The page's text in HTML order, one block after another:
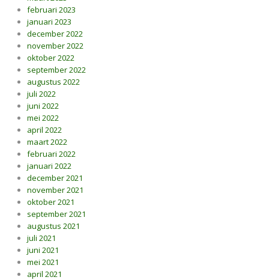
februari 2023
januari 2023
december 2022
november 2022
oktober 2022
september 2022
augustus 2022
juli 2022
juni 2022
mei 2022
april 2022
maart 2022
februari 2022
januari 2022
december 2021
november 2021
oktober 2021
september 2021
augustus 2021
juli 2021
juni 2021
mei 2021
april 2021